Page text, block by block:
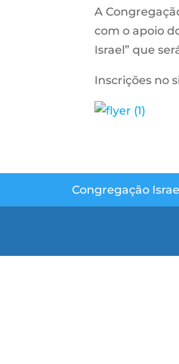
A
com o apoio
Israel” que
Inscrições no
Congregação